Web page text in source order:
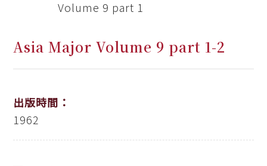
Asia Major Volume 9 part 1-2
出版時間：
1962